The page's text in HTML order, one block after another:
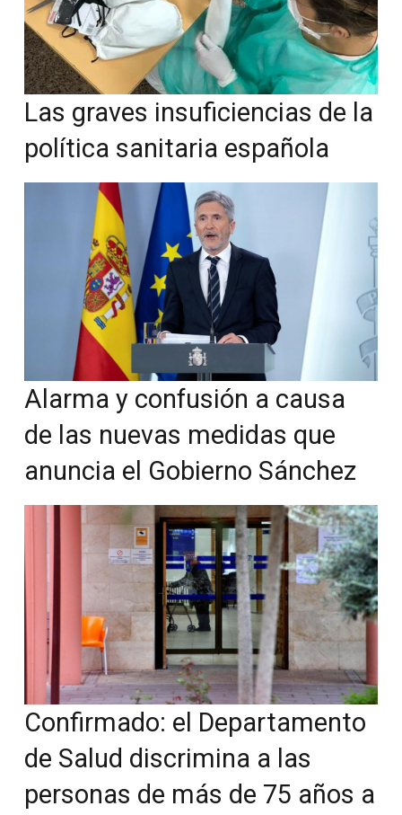
Las graves insuficiencias de la
política sanitaria española
Alarma y confusión a causa
de las nuevas medidas que
anuncia el Gobierno Sánchez
Confirmado: el Departamento
de Salud discrimina a las
personas de más de 75 años a